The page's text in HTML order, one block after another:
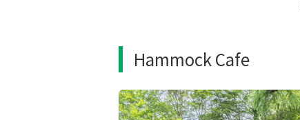
Hammock Cafe